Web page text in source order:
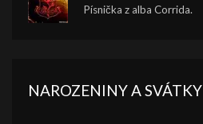
Písnička z alba Corrida.
NAROZENINY A SVÁTKY